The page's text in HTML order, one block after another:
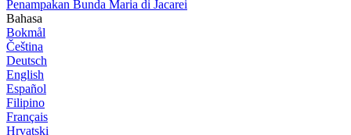
Penampakan Bunda Maria di Jacarei
Bahasa
Bokmål
Čeština
Deutsch
English
Español
Filipino
Français
Hrvatski